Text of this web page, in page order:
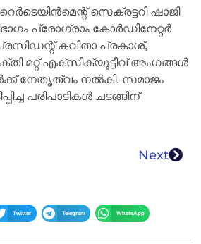
സെക്രട്ടറി ഷാജി
പ്രോഗ്രാം കോർഡിനേറ്റർ
കവിതാ പ്രകാശ്,
മറ്റ് എക്സിക്യുട്ടീവ് അംഗങ്ങൾ
നേതൃത്വം നൽകി. സമാജം
പരിപാടികൾ ചടങ്ങിന്
Next
Twitter Telegram WhatsApp